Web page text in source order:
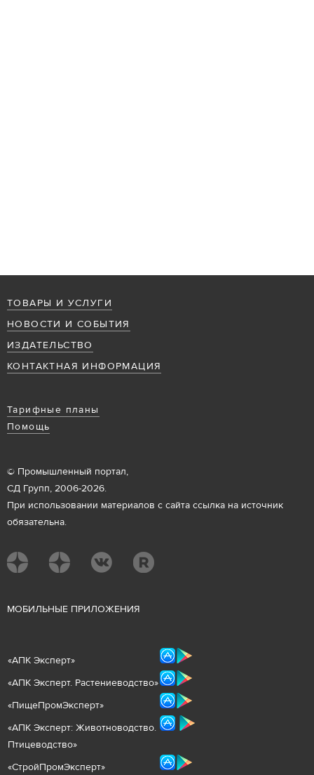
ТОВАРЫ И УСЛУГИ
НОВОСТИ И СОБЫТИЯ
ИЗДАТЕЛЬСТВО
КОНТАКТНАЯ ИНФОРМАЦИЯ
Тарифные планы
Помощь
© Промышленный портал,
СД Групп, 2006-2026.
При использовании материалов с сайта ссылка на источник
обязательна.
МОБИЛЬНЫЕ ПРИЛОЖЕНИЯ
«АПК Эксперт»
«АПК Эксперт. Растениеводство»
«ПищеПромЭксперт»
«АПК Эксперт: Животноводство.
Птицеводство»
«СтройПромЭксперт»